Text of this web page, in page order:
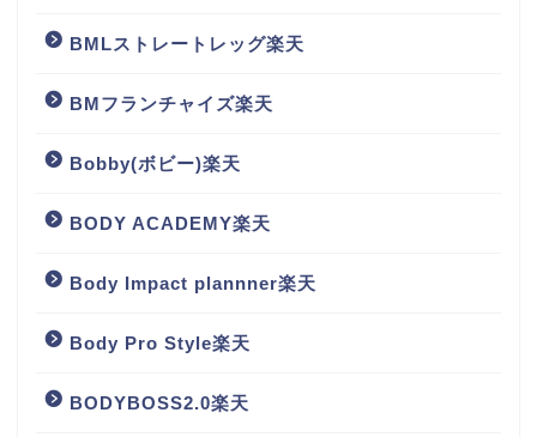
BMLストレートレッグ楽天
BMフランチャイズ楽天
Bobby(ボビー)楽天
BODY ACADEMY楽天
Body Impact plannner楽天
Body Pro Style楽天
BODYBOSS2.0楽天